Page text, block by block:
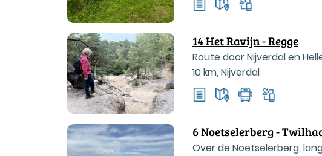
14 Het Ravijn - Regge
Route door Nijverdal en
Hellendoornse Berg,
10 km, Nijverdal
6 Noetselerberg -
Over de Noetselerberg,